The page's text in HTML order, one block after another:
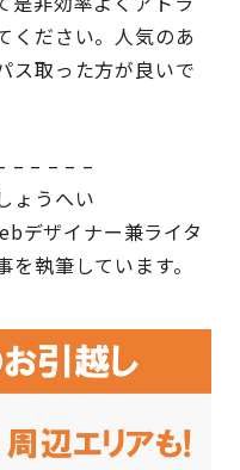
ください。人気のあ
ス取った方が良いで
– – – – –
ょうへい
デザイナー兼ライタ
執筆しています。